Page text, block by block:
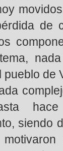
de
pueblo de
siendo